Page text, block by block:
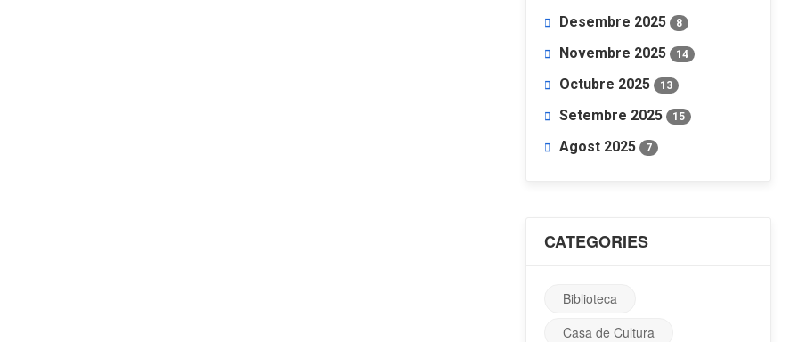
Desembre 2025 8
Novembre 2025 14
Octubre 2025 13
Setembre 2025 15
Agost 2025 7
CATEGORIES
Biblioteca
Casa de Cultura